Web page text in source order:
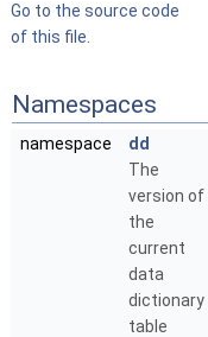
Go to the source code
of this file.
Namespaces
namespace
dd
The
version of
the
current
data
dictionary
table